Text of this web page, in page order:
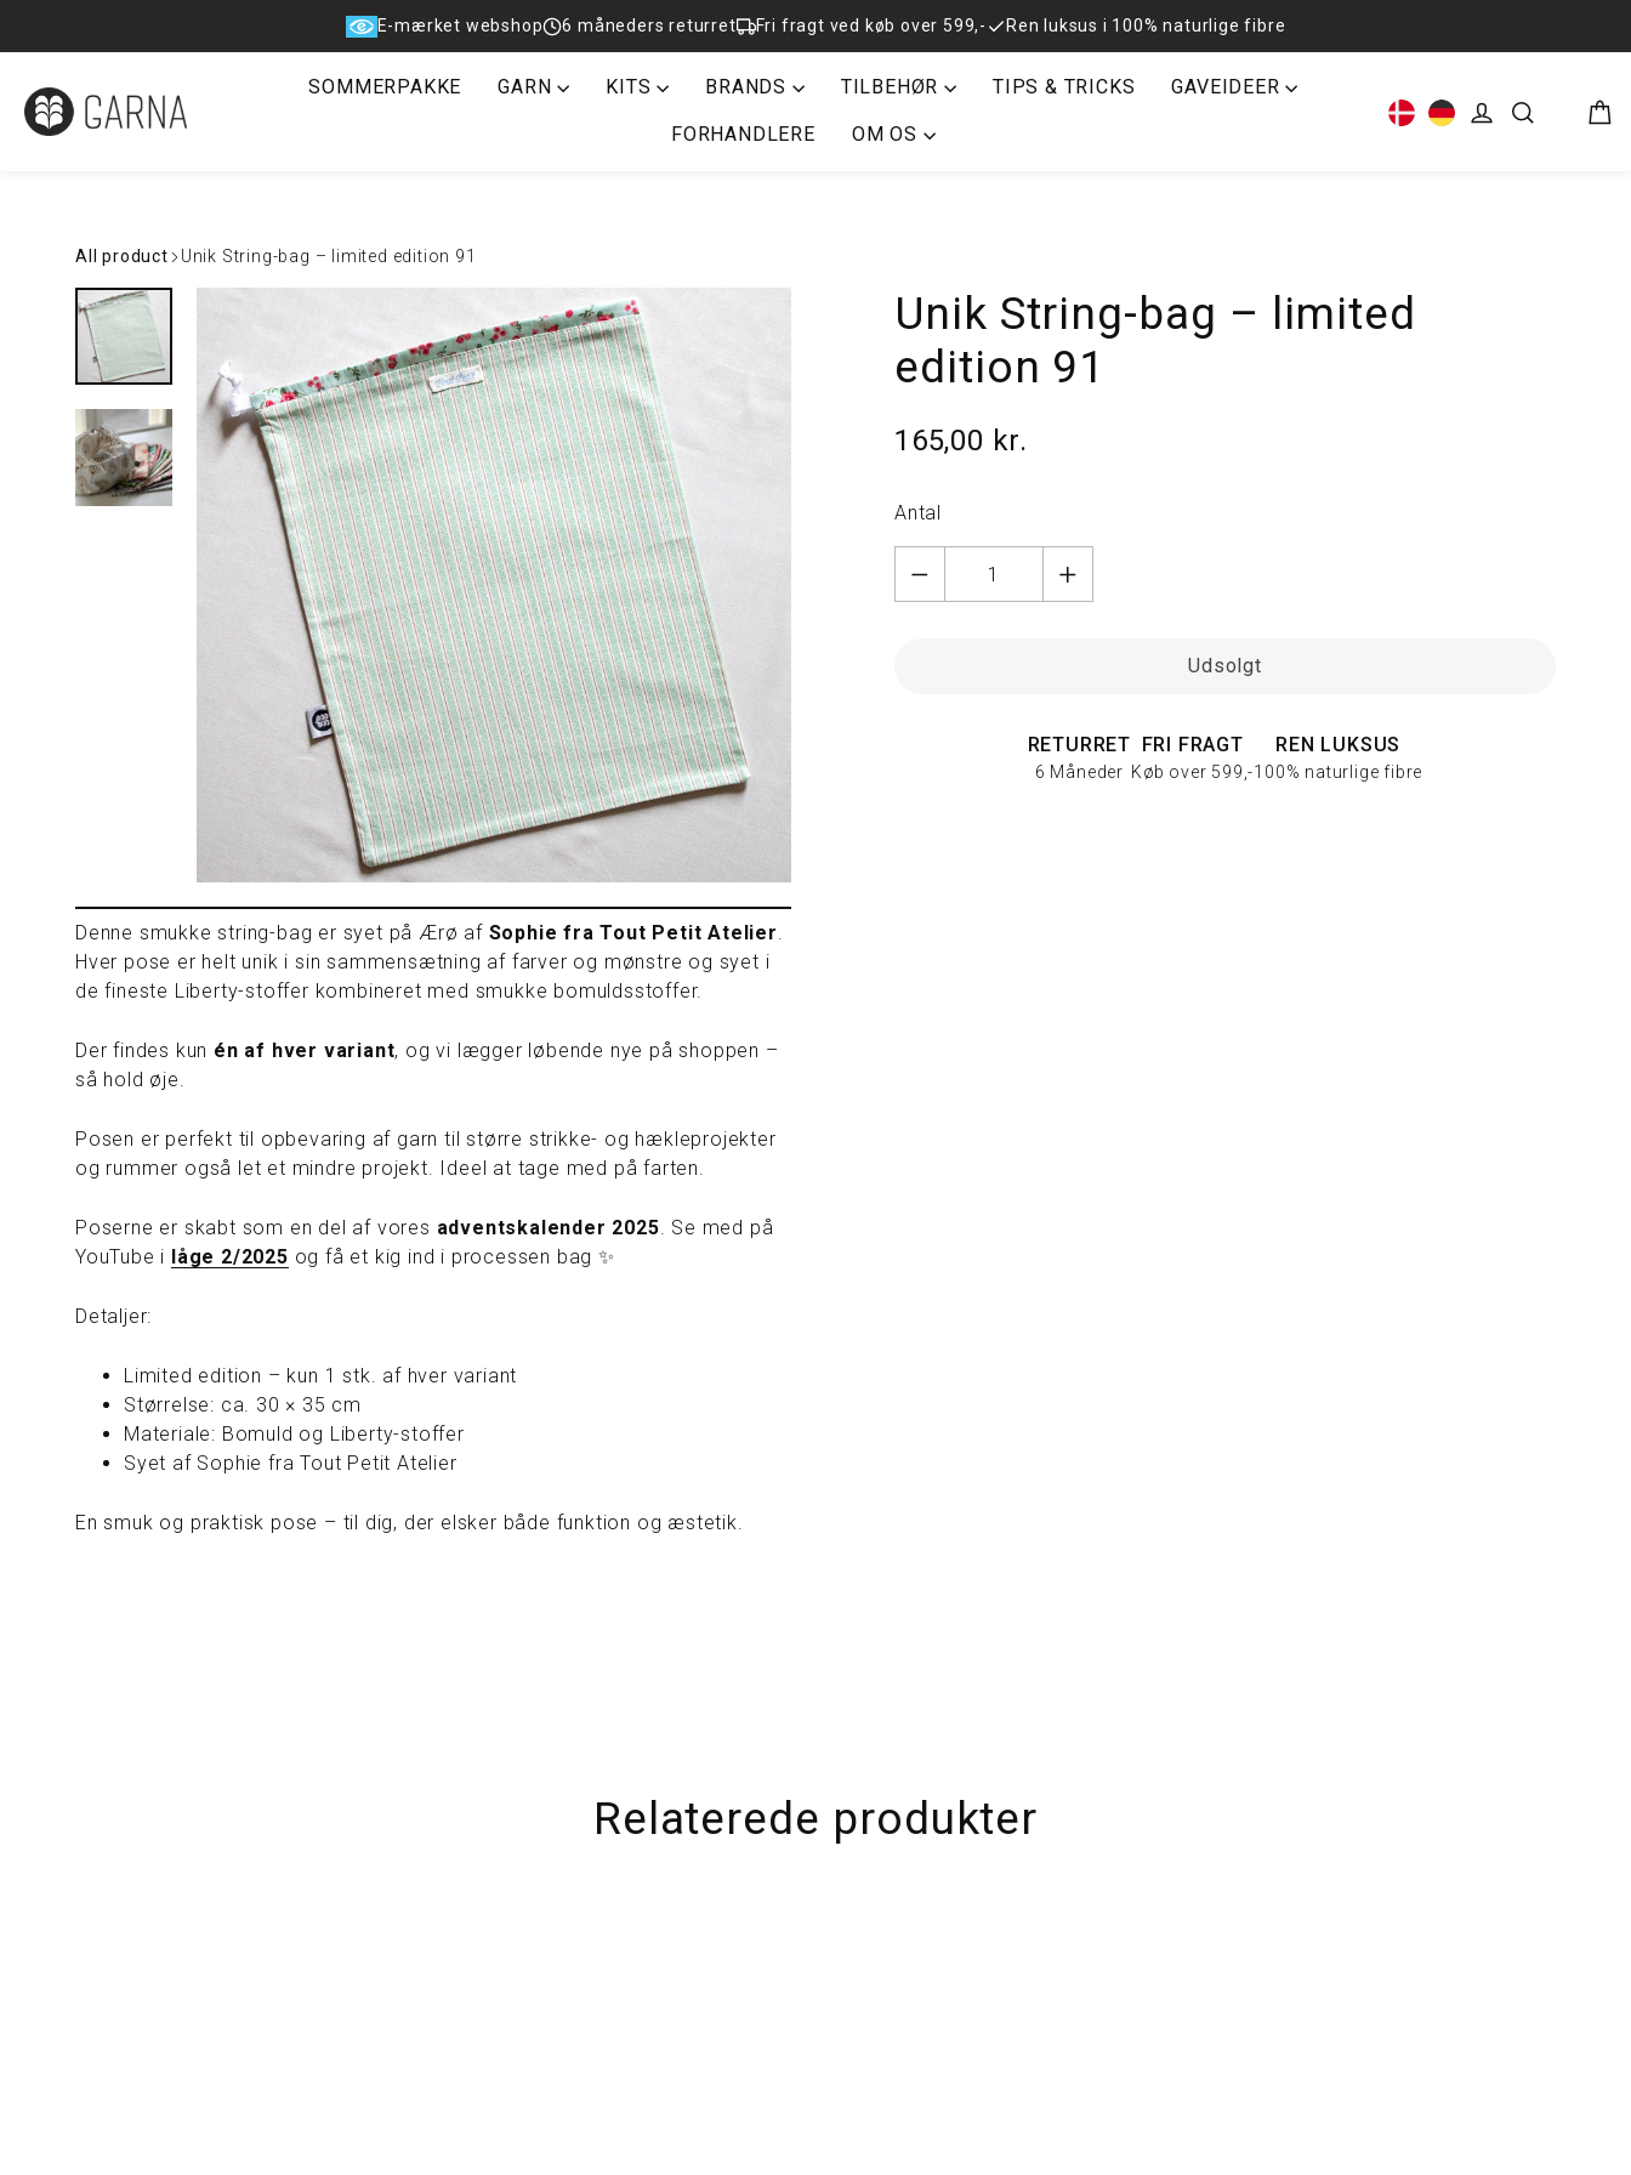
E-mærket webshop 6 måneders returret Fri fragt ved køb over 599,- Ren luksus i 100% naturlige fibre
SOMMERPAKKE GARN KITS BRANDS TILBEHØR TIPS & TRICKS GAVEIDEER
FORHANDLERE OM OS
All product Unik String-bag – limited edition 91
Denne smukke string-bag er syet på Ærø af Sophie fra Tout Petit Atelier.
Hver pose er helt unik i sin sammensætning af farver og mønstre og syet i
de fineste Liberty-stoffer kombineret med smukke bomuldsstoffer.
Der findes kun én af hver variant, og vi lægger løbende nye på shoppen –
så hold øje.
Posen er perfekt til opbevaring af garn til større strikke- og hækleprojekter
og rummer også let et mindre projekt. Ideel at tage med på farten.
Poserne er skabt som en del af vores adventskalender 2025. Se med på
YouTube i
låge 2/2025 og få et kig ind i processen bag ✨
Detaljer:
Limited edition – kun 1 stk. af hver variant
Størrelse: ca. 30 × 35 cm
Materiale: Bomuld og Liberty-stoffer
Syet af Sophie fra Tout Petit Atelier
En smuk og praktisk pose – til dig, der elsker både funktion og æstetik.
Unik String-bag – limited
edition 91
Normalpris
165,00 kr.
Antal
Udsolgt
RETURRET
6 Måneder
FRI FRAGT
Køb over 599,-
REN LUKSUS
100% naturlige fibre
Relaterede produkter